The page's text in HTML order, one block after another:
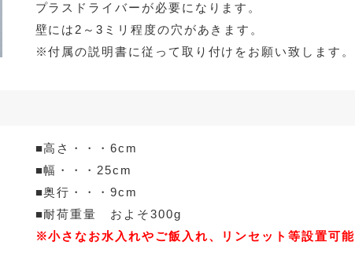
プラスドライバーが必要になります。
壁には2～3ミリ程度の穴があきます。
※付属の説明書に従って取り付けをお願い致します。
■高さ・・・6cm
■幅・・・25cm
■奥行・・・9cm
■耐荷重量 およそ300g
※小さなお水入れやご飯入れ、リンセット等設置可能